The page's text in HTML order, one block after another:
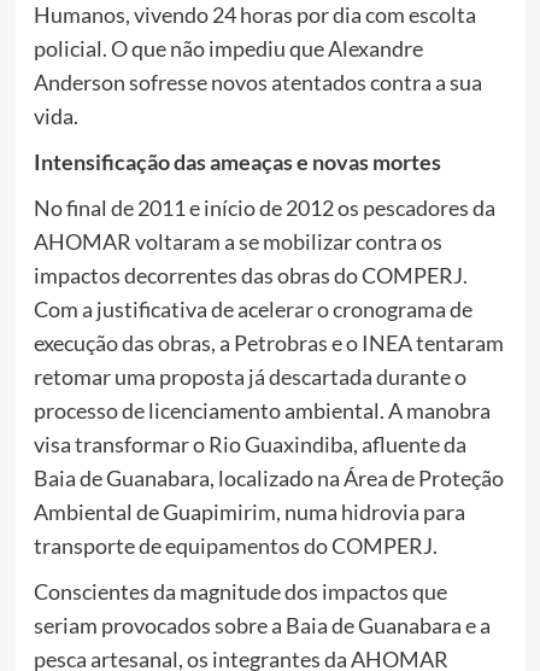
Humanos, vivendo 24 horas por dia com escolta
policial. O que não impediu que Alexandre
Anderson sofresse novos atentados contra a sua
vida.
Intensificação das ameaças e novas mortes
No final de 2011 e início de 2012 os pescadores da
AHOMAR voltaram a se mobilizar contra os
impactos decorrentes das obras do COMPERJ.
Com a justificativa de acelerar o cronograma de
execução das obras, a Petrobras e o INEA tentaram
retomar uma proposta já descartada durante o
processo de licenciamento ambiental. A manobra
visa transformar o Rio Guaxindiba, afluente da
Baia de Guanabara, localizado na Área de Proteção
Ambiental de Guapimirim, numa hidrovia para
transporte de equipamentos do COMPERJ.
Conscientes da magnitude dos impactos que
seriam provocados sobre a Baia de Guanabara e a
pesca artesanal, os integrantes da AHOMAR